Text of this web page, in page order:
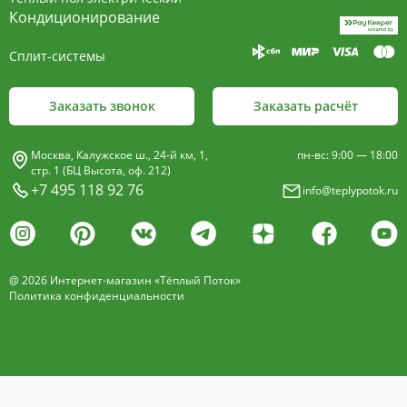
пластины, покрыт износостойким порошковым
покрытием чёрного цвета.
- изготавливается двух типов: рулонная и
анодированный алюминий четырёх цветов -
золото, бронза, чёрный, серебро (без доплат)
дерево – дуб натуральный
нержавеющая сталь
Кондиционирование
Сплит-системы
Заказать звонок Заказать расчёт
Москва, Калужское ш., 24-й км, 1,
стр. 1 (БЦ Высота, оф. 212)
+7 495 118 92 76
пн-вс: 9:00 — 18:00
info@teplypotok.ru
@ 2026 Интернет-магазин «Тёплый Поток»
Политика конфиденциальности